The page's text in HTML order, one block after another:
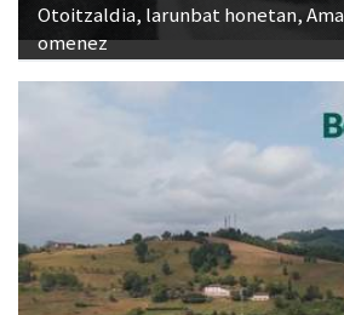
Otoitzaldia, larunbat honetan,
omenez